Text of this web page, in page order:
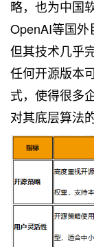
略，也为中国
OpenAI等国外
但其技术几乎
任何开源版本
式，使得很多
对其底层算法